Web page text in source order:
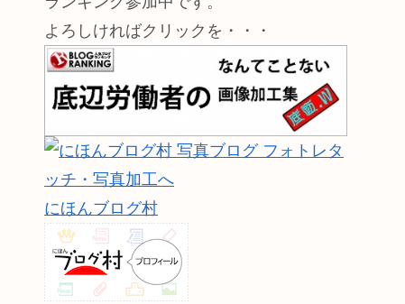
よろしければクリックを・・・
にほんブログ村